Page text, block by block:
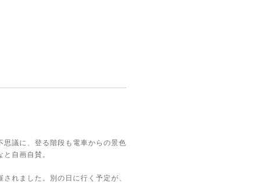
議に、登る階段も電車からの景色
自画自賛。
れました。別の日に行く予定が、